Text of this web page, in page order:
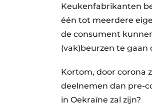
Keukenfabrikanten
één tot meerdere
de consument
(vak)beurzen te gaan
Kortom, door corona
deelnemen dan pre-
in Oekraïne zal zijn?